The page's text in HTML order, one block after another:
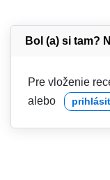
Bol (a) si tam?
Pre vloženie
alebo